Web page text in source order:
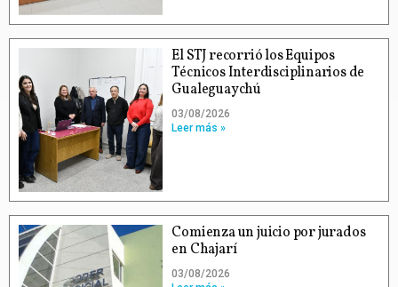
El STJ recorrió los Equipos
Técnicos Interdisciplinarios de
Gualeguaychú
03/08/2026
Leer más »
Comienza un juicio por jurados
en Chajarí
03/08/2026